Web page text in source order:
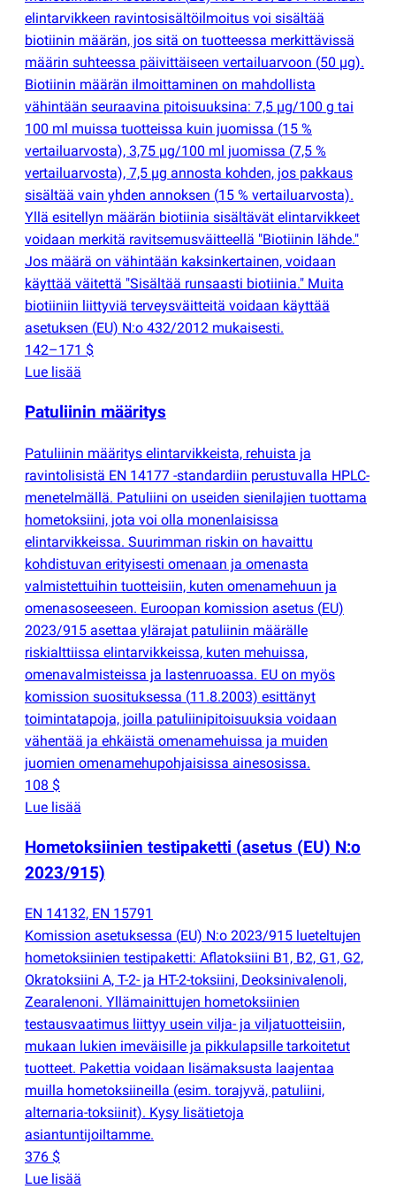
elintarvikkeen ravintosisältöilmoitus voi sisältää
biotiinin määrän, jos sitä on tuotteessa merkittävissä
määrin suhteessa päivittäiseen vertailuarvoon (50 µg).
Biotiinin määrän ilmoittaminen on mahdollista
vähintään seuraavina pitoisuuksina: 7,5 µg/100 g tai
100 ml muissa tuotteissa kuin juomissa (15 %
vertailuarvosta), 3,75 µg/100 ml juomissa (7,5 %
vertailuarvosta), 7,5 µg annosta kohden, jos pakkaus
sisältää vain yhden annoksen (15 % vertailuarvosta).
Yllä esitellyn määrän biotiinia sisältävät elintarvikkeet
voidaan merkitä ravitsemusväitteellä "Biotiinin lähde."
Jos määrä on vähintään kaksinkertainen, voidaan
käyttää väitettä "Sisältää runsaasti biotiinia." Muita
biotiiniin liittyviä terveysväitteitä voidaan käyttää
asetuksen (EU) N:o 432/2012 mukaisesti.
142–171 $
Lue lisää
Patuliinin määritys
Patuliinin määritys elintarvikkeista, rehuista ja
ravintolisistä EN 14177 -standardiin perustuvalla HPLC-
menetelmällä. Patuliini on useiden sienilajien tuottama
hometoksiini, jota voi olla monenlaisissa
elintarvikkeissa. Suurimman riskin on havaittu
kohdistuvan erityisesti omenaan ja omenasta
valmistettuihin tuotteisiin, kuten omenamehuun ja
omenasoseeseen. Euroopan komission asetus (EU)
2023/915 asettaa ylärajat patuliinin määrälle
riskialttiissa elintarvikkeissa, kuten mehuissa,
omenavalmisteissa ja lastenruoassa. EU on myös
komission suosituksessa (11.8.2003) esittänyt
toimintatapoja, joilla patuliinipitoisuuksia voidaan
vähentää ja ehkäistä omenamehuissa ja muiden
juomien omenamehupohjaisissa ainesosissa.
108 $
Lue lisää
Hometoksiinien testipaketti (asetus (EU) N:o
2023/915)
EN 14132, EN 15791
Komission asetuksessa (EU) N:o 2023/915 lueteltujen
hometoksiinien testipaketti: Aflatoksiini B1, B2, G1, G2,
Okratoksiini A, T-2- ja HT-2-toksiini, Deoksinivalenoli,
Zearalenoni. Yllämainittujen hometoksiinien
testausvaatimus liittyy usein vilja- ja viljatuotteisiin,
mukaan lukien imeväisille ja pikkulapsille tarkoitetut
tuotteet. Pakettia voidaan lisämaksusta laajentaa
muilla hometoksiineilla (esim. torajyvä, patuliini,
alternaria-toksiinit). Kysy lisätietoja
asiantuntijoiltamme.
376 $
Lue lisää